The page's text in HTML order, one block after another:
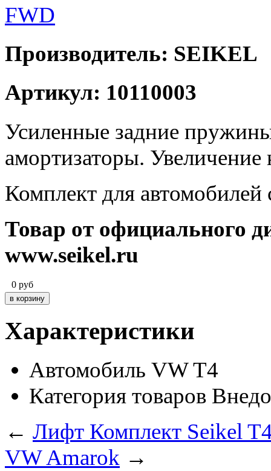
Производитель: SEIKEL
Артикул: 10110003
Усиленные задние
амортизаторы.
Комплект для
Товар от официального
www.seikel.ru
0 руб
Характеристики
Автомобиль VW T4
Категория товаров
← Лифт Комплект Seikel
VW Amarok →